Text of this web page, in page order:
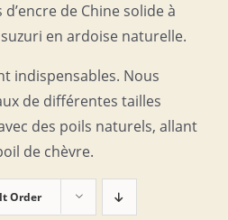
de Chine solide à
en ardoise naturelle.
indispensables. Nous
de différentes tailles
des poils naturels, allant
de chèvre.
Order